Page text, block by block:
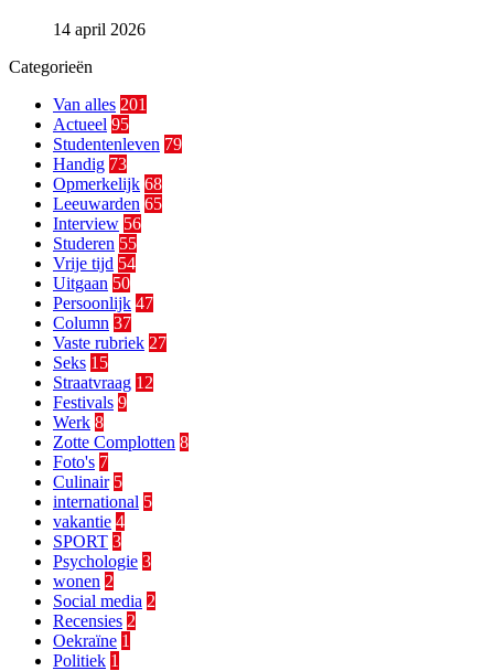
14 april 2026
Categorieën
Van alles 201
Actueel 95
Studentenleven 79
Handig 73
Opmerkelijk 68
Leeuwarden 65
Interview 56
Studeren 55
Vrije tijd 54
Uitgaan 50
Persoonlijk 47
Column 37
Vaste rubriek 27
Seks 15
Straatvraag 12
Festivals 9
Werk 8
Zotte Complotten 8
Foto's 7
Culinair 5
international 5
vakantie 4
SPORT 3
Psychologie 3
wonen 2
Social media 2
Recensies 2
Oekraïne 1
Politiek 1